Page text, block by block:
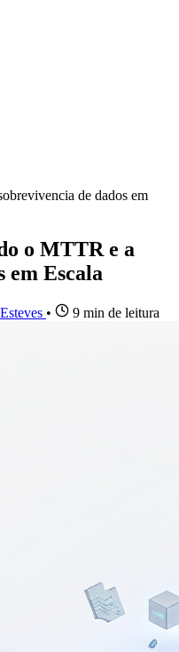
de dados em
o MTTR e a
em Escala
• 9 min de leitura